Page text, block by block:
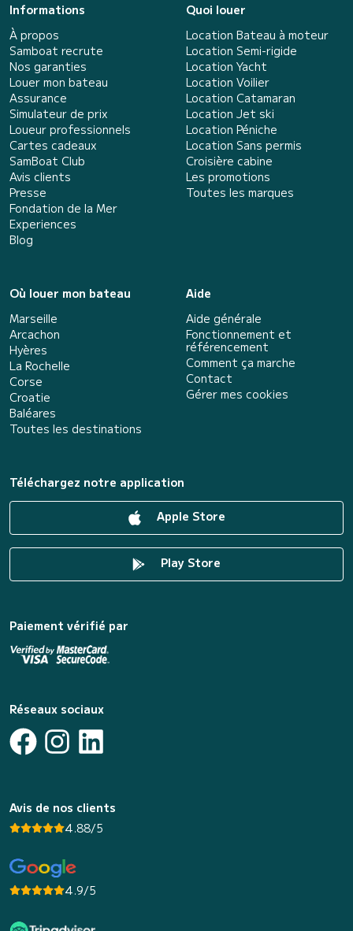
Informations
À propos
Samboat recrute
Nos garanties
Louer mon bateau
Assurance
Simulateur de prix
Loueur professionnels
Cartes cadeaux
SamBoat Club
Avis clients
Presse
Fondation de la Mer
Experiences
Blog
Quoi louer
Location Bateau à moteur
Location Semi-rigide
Location Yacht
Location Voilier
Location Catamaran
Location Jet ski
Location Péniche
Location Sans permis
Croisière cabine
Les promotions
Toutes les marques
Où louer mon bateau
Marseille
Arcachon
Hyères
La Rochelle
Corse
Croatie
Baléares
Toutes les destinations
Aide
Aide générale
Fonctionnement et
référencement
Comment ça marche
Contact
Gérer mes cookies
Téléchargez notre application
Apple Store
Play Store
Paiement vérifié par
Réseaux sociaux
Avis de nos clients
4.88/5
4.9/5